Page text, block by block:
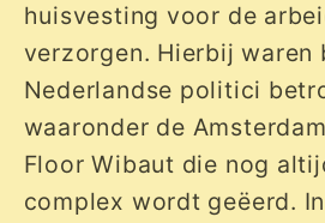
huisvesting voor de
verzorgen. Hierbij waren
Nederlandse politici
waaronder de
Floor Wibaut die nog
complex wordt geëerd.